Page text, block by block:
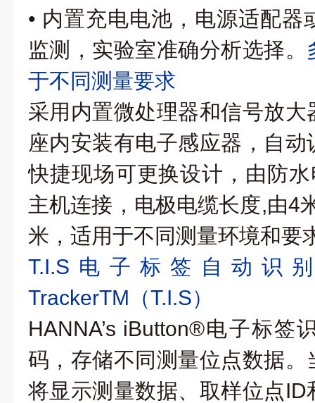
• 内置充电电池，电源适配器
监测，实验室准确分析选择。
于不同测量要求
采用内置微处理器和信号放
座内安装有电子感应器，自
快捷现场可更换设计，由防
主机连接，电极电缆长度,由4
米，适用于不同测量环境和要
T.I.S电子标签自动识
TrackerTM（T.I.S）
HANNA’s iButton®电子标签
码，存储不同测量位点数据
将显示测量数据、取样位点